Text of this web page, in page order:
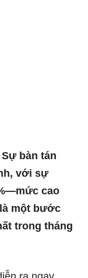
bàn tán
với sự
cao
một bước
trong tháng